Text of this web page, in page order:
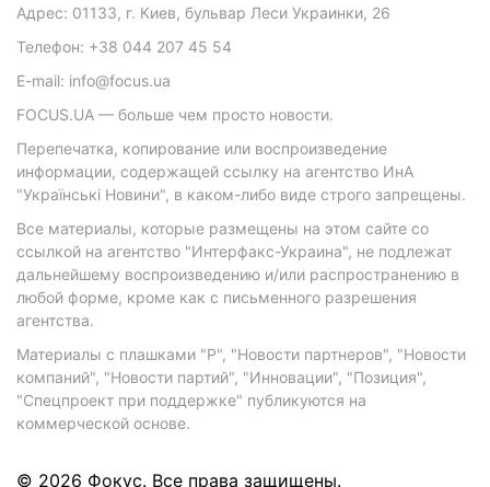
Адрес: 01133, г. Киев, бульвар Леси Украинки, 26
Телефон: +38 044 207 45 54
E-mail: info@focus.ua
FOCUS.UA — больше чем просто новости.
Перепечатка, копирование или воспроизведение
информации, содержащей ссылку на агентство ИнА
"Українські Новини", в каком-либо виде строго запрещены.
Все материалы, которые размещены на этом сайте со
ссылкой на агентство "Интерфакс-Украина", не подлежат
дальнейшему воспроизведению и/или распространению в
любой форме, кроме как с письменного разрешения
агентства.
Материалы с плашками "Р", "Новости партнеров", "Новости
компаний", "Новости партий", "Инновации", "Позиция",
"Спецпроект при поддержке" публикуются на
коммерческой основе.
© 2026 Фокус. Все права защищены.